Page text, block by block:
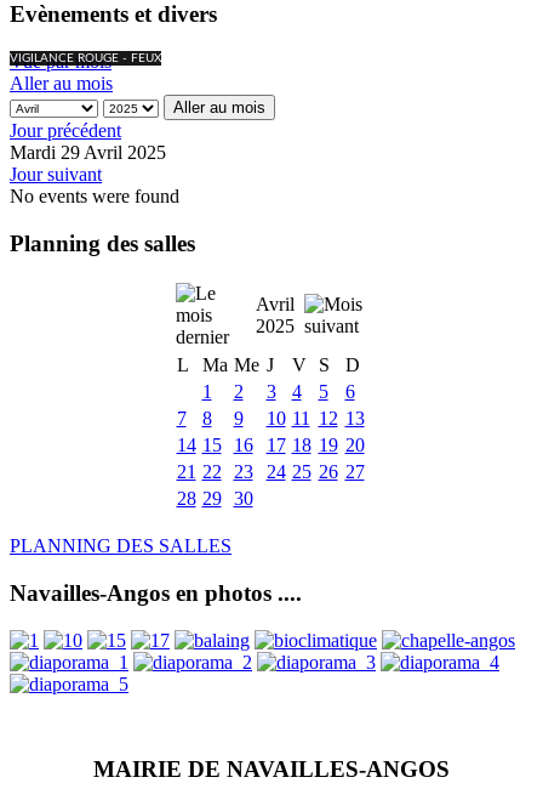
Evènements et divers
VIGILANCE ROUGE - FEUX
Vue par mois
Aller au mois
Aller au mois
Jour précédent
Mardi 29 Avril 2025
Jour suivant
No events were found
Planning des salles
Avril
2025
L
Ma Me J V S
D
1
2 3 4 5
6
7
8 9 10 11 12 13
14 15 16 17 18 19 20
21 22 23 24 25 26 27
28 29 30
PLANNING DES SALLES
Navailles-Angos en photos ....
MAIRIE DE NAVAILLES-ANGOS